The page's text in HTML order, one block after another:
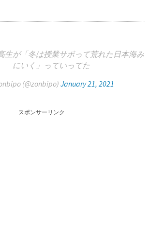
生が「冬は授業サボって荒れた日本海み
にいく」っていってた
(@zonbipo) January 21, 2021
スポンサーリンク